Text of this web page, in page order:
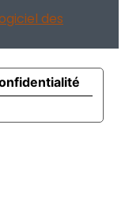
des